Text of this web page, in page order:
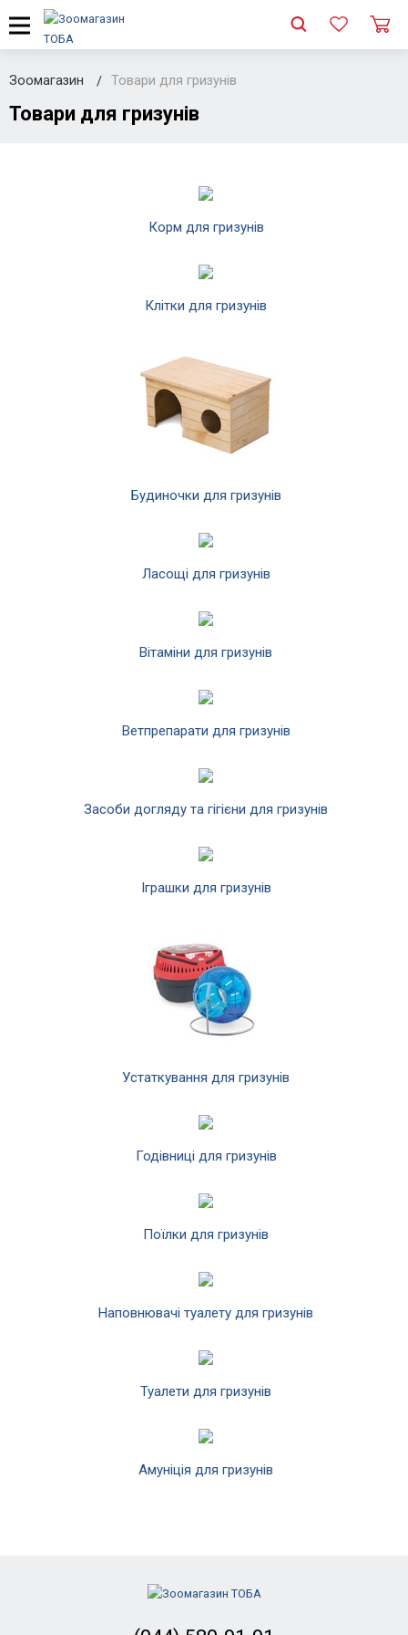
Зоомагазин Товари для гризунів
Товари для гризунів
Корм для гризунів
Клітки для гризунів
Будиночки для гризунів
Ласощі для гризунів
Вітаміни для гризунів
Ветпрепарати для гризунів
Засоби догляду та гігієни для гризунів
Іграшки для гризунів
Устаткування для гризунів
Годівниці для гризунів
Поїлки для гризунів
Наповнювачі туалету для гризунів
Туалети для гризунів
Амуніція для гризунів